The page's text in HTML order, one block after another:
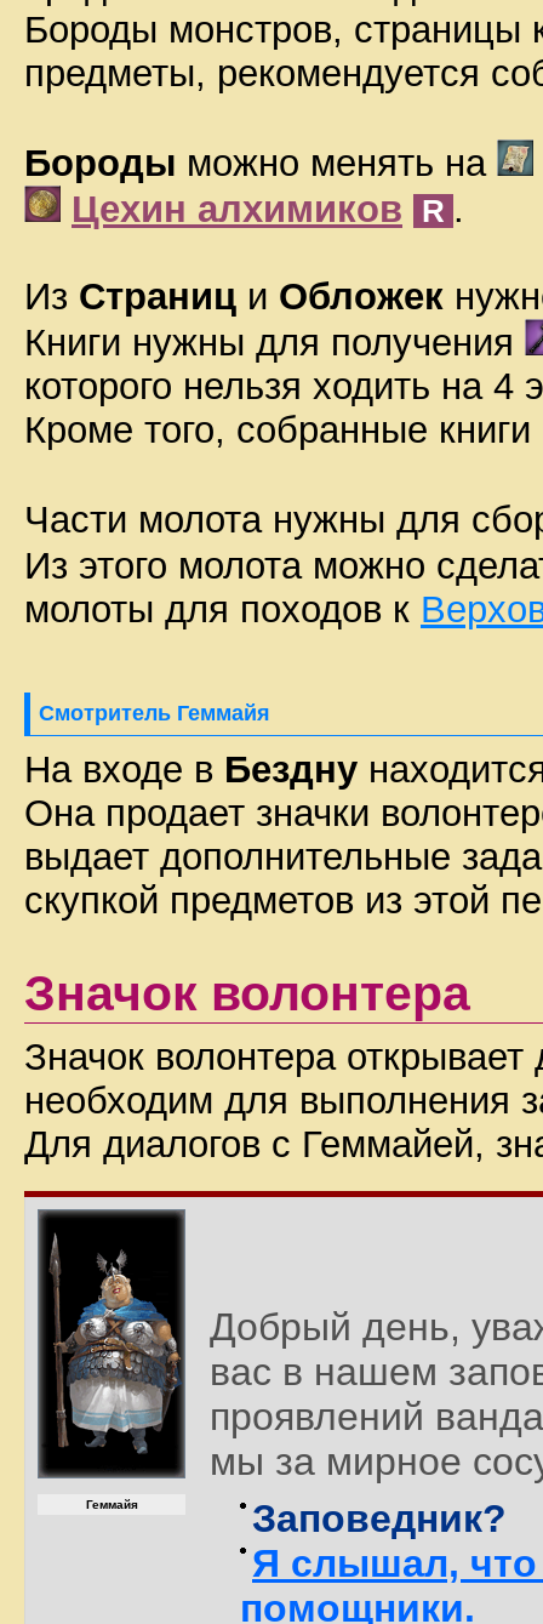
Бороды монстров, страницы
предметы, рекомендуется
Бороды можно менять на
Цехин алхимиков
R .
Из Страниц и Обложек
Книги нужны для получения
которого нельзя ходить на
Кроме того, собранные
Части молота нужны для
Из этого молота можно
молоты для походов к
Смотритель Геммайя
На входе в Бездну
Она продает значки
выдает дополнительные
скупкой предметов из этой
Значок волонтера
Значок волонтера
необходим для выполнения
Для диалогов с Геммайей,
Геммайя
Добрый день,
вас в нашем
проявлений
мы за мирное
Заповедник?
Я слышал,
помощники.